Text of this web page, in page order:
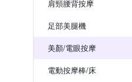
肩頸腰背按摩
足部美腿機
美顏/電眼按摩
電動按摩棒/床